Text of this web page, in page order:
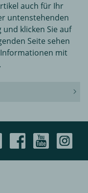
auch für Ihr
untenstehenden
klicken Sie auf
Seite sehen
mit